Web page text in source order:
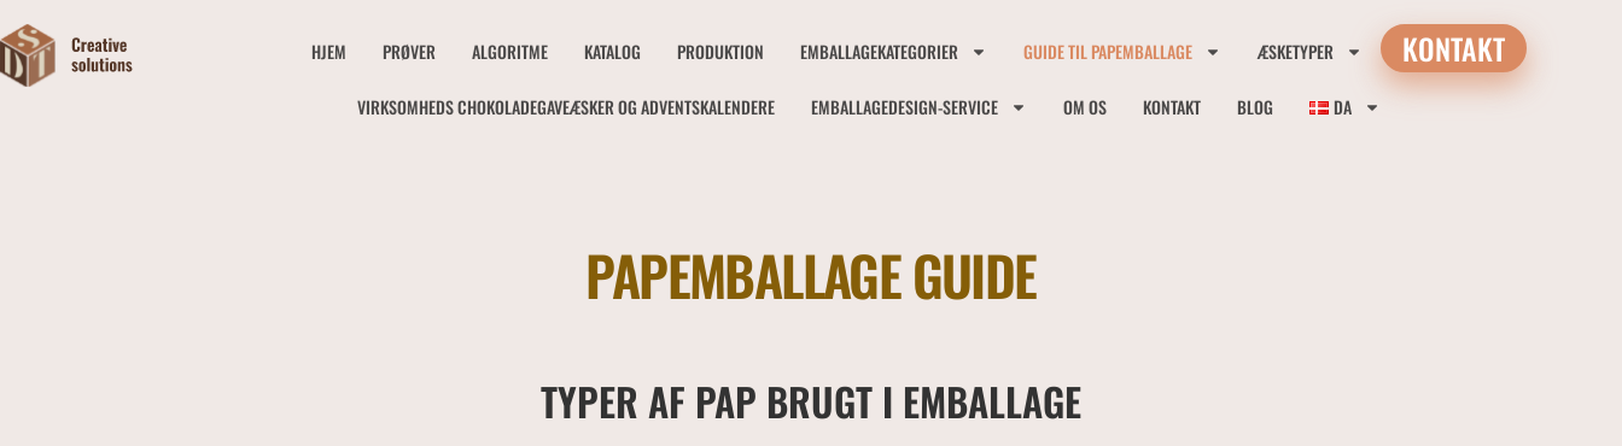
HJEM PRØVER ALGORITME KATALOG PRODUKTION EMBALLAGEKATEGORIER GUIDE TIL PAPEMBALLAGE ÆSKETYPER
VIRKSOMHEDS CHOKOLADEGAVEÆSKER OG ADVENTSKALENDERE EMBALLAGEDESIGN-SERVICE OM OS KONTAKT BLOG DA
KONTAKT
PAPEMBALLAGEGUIDE
TYPER AF PAP BRUGT I EMBALLAGE